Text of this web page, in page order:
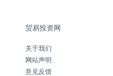
贸易投资网
关于我们
网站声明
意见反馈